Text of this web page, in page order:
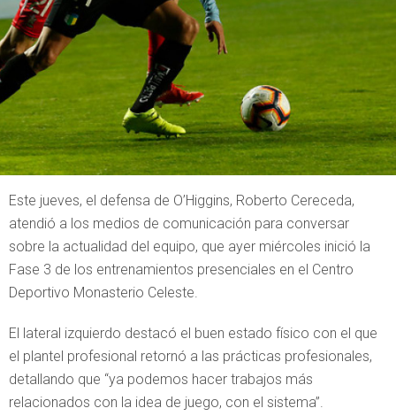
Este jueves, el defensa de O’Higgins, Roberto Cereceda,
atendió a los medios de comunicación para conversar
sobre la actualidad del equipo, que ayer miércoles inició la
Fase 3 de los entrenamientos presenciales en el Centro
Deportivo Monasterio Celeste.
El lateral izquierdo destacó el buen estado físico con el que
el plantel profesional retornó a las prácticas profesionales,
detallando que “ya podemos hacer trabajos más
relacionados con la idea de juego, con el sistema”.